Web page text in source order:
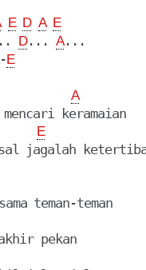
E D A E
D... A...
E
A
E
jagalah
teman-teman
pekan